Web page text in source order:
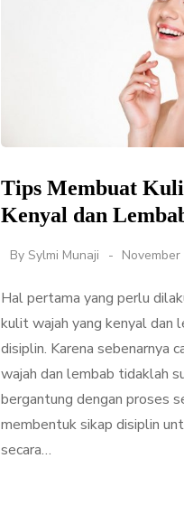
Tips Membuat
Kenyal dan
By Sylmi Munaji
Hal pertama yang perlu
kulit wajah yang kenyal dan
disiplin. Karena sebenarnya
wajah dan lembab tidaklah
bergantung dengan proses
membentuk sikap disiplin
secara…